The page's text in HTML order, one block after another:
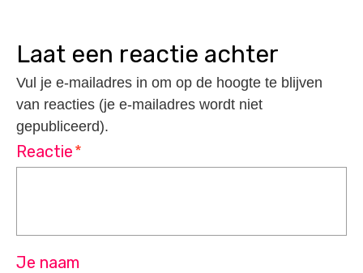
laat een reactie achter
Vul je e-mailadres in om op de hoogte te blijven
van reacties (je e-mailadres wordt niet
gepubliceerd).
Reactie*
Je naam